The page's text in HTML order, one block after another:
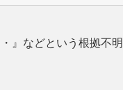
』などという根拠不